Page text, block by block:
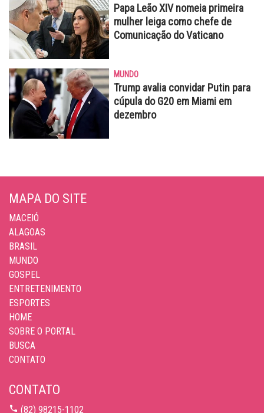
Papa Leão XIV nomeia primeira
mulher leiga como chefe de
Comunicação do Vaticano
MUNDO
Trump avalia convidar Putin para
cúpula do G20 em Miami em
dezembro
MAPA DO SITE
MACEIÓ
ALAGOAS
BRASIL
MUNDO
GOSPEL
ENTRETENIMENTO
ESPORTES
HOME
SOBRE O PORTAL
BUSCA
CONTATO
CONTATO
(82) 98215-1102